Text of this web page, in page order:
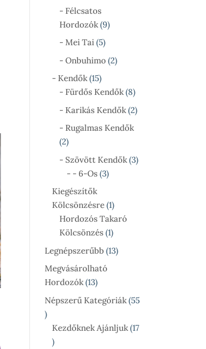
Termék
- Félcsatos
Hordozók 99
- Mei Tai 55
Termék
- Onbuhimo 22
- Kendők 1515
Termék
- Fürdős Kendők 88
Termék
- Karikás Kendők 22
- Rugalmas Kendők
22
Termék
- Szövött Kendők 33
- - 6-Os 33
Kiegészítők
Kölcsönzésre 11
Termék
Hordozós Takaró
Kölcsönzés 11
Termék
Legnépszerűbb 1313
Megvásárolható
Hordozók 1313
Termék
Népszerű Kategóriák 55
55
Termék
Kezdőknek Ajánljuk 17
17